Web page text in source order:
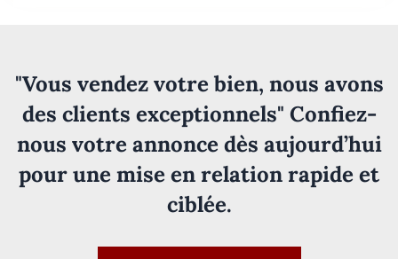
"Vous vendez votre bien, nous avons
des clients exceptionnels" Confiez-
nous votre annonce dès aujourd’hui
pour une mise en relation rapide et
ciblée.